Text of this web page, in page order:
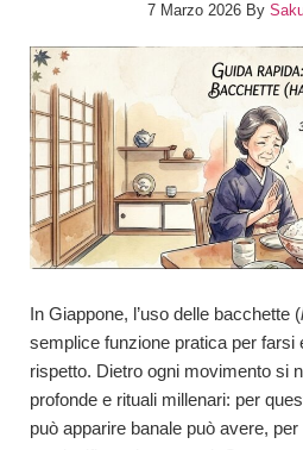
7 Marzo 2026 By
In Giappone, l’uso delle bacchette (
semplice funzione pratica per farsi
rispetto. Dietro ogni movimento si
profonde e rituali millenari: per
può apparire banale può avere,